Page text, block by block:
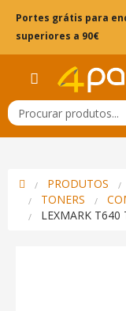
Portes grátis para
superiores a 90€
PRODUTOS
TONERS
LEXMARK T640